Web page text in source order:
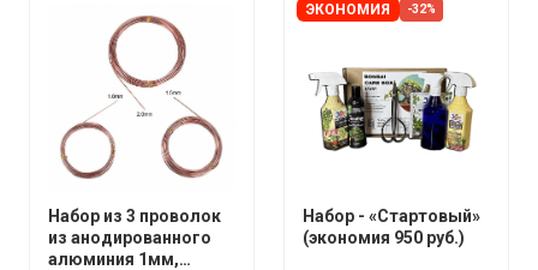
Набор из 3 проволок
из анодированного
алюминия 1мм,
ЭКОНОМИЯ -32%
Набор - «Стартовый»
(экономия 950 руб.)